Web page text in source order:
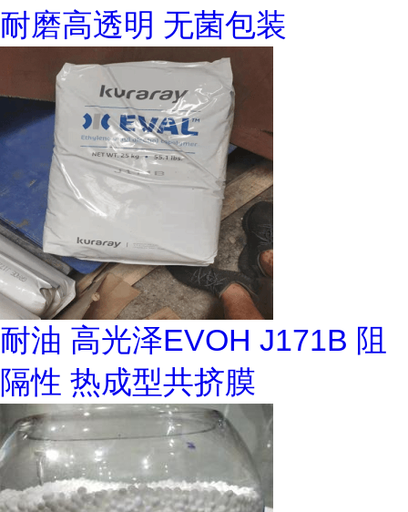
耐磨高透明 无菌包装
耐油 高光泽EVOH J171B 阻
隔性 热成型共挤膜